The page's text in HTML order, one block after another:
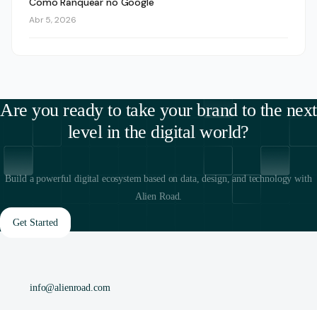
Abr 5, 2026
Are you ready to take your brand to the next
level in the digital world?
Build a powerful digital ecosystem based on data, design, and technology with
Alien Road.
Get Started
info@alienroad.com